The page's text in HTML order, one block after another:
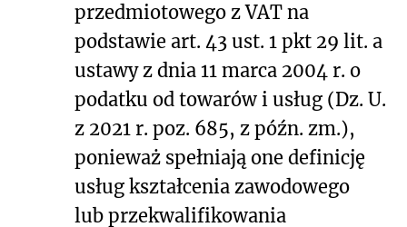
przedmiotowego z VAT na
podstawie art. 43 ust. 1 pkt 29 lit. a
ustawy z dnia 11 marca 2004 r. o
podatku od towarów i usług (Dz. U.
z 2021 r. poz. 685, z późn. zm.),
ponieważ spełniają one definicję
usług kształcenia zawodowego
lub przekwalifikowania